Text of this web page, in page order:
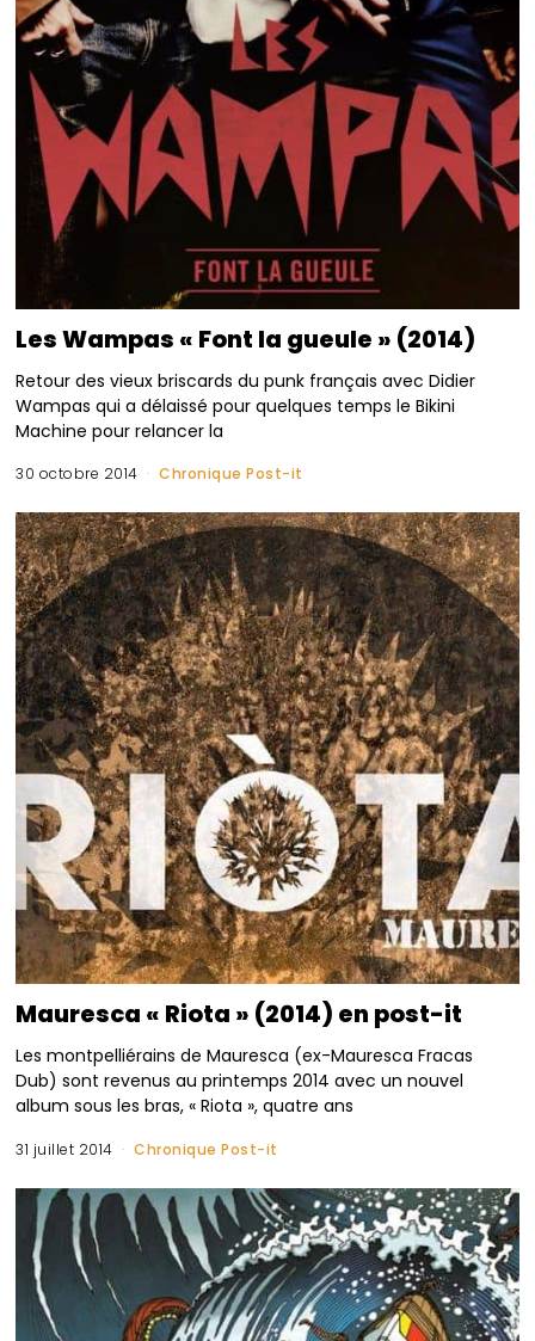
Les Wampas « Font la gueule » (2014)
Retour des vieux briscards du punk français avec Didier
Wampas qui a délaissé pour quelques temps le Bikini
Machine pour relancer la
30 octobre 2014 Chronique Post-it
Mauresca « Riota » (2014) en post-it
Les montpelliérains de Mauresca (ex-Mauresca Fracas
Dub) sont revenus au printemps 2014 avec un nouvel
album sous les bras, « Riota », quatre ans
31 juillet 2014 Chronique Post-it